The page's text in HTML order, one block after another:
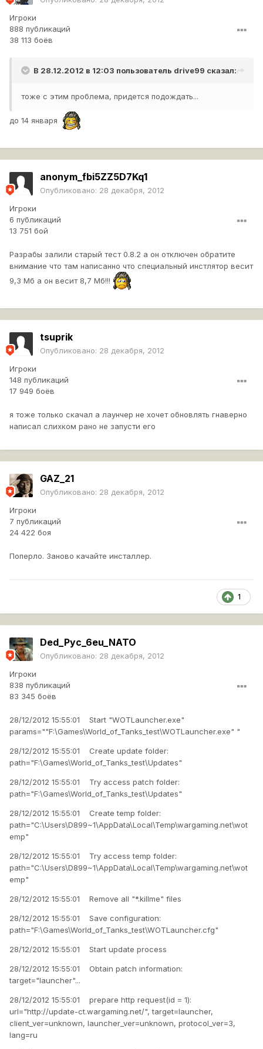
Игроки
888 публикаций
38 113 боёв
В 28.12.2012 в 12:03 пользователь drive99 сказал:
тоже с этим проблема, придется подождать...
до 14 января
anonym_fbi5ZZ5D7Kq1
Опубликовано: 28 декабря, 2012
Игроки
6 публикаций
13 751 бой
Разрабы залили старый тест 0.8.2 а он отключен обратите
внимание что там написанно что специальный инстлятор весит
9,3 Мб а он весит 8,7 Мб!!!
tsuprik
Опубликовано: 28 декабря, 2012
Игроки
148 публикаций
17 949 боёв
я тоже только скачал а лаунчер не хочет обновлять гнаверно
написал слихком рано не запусти его
GAZ_21
Опубликовано: 28 декабря, 2012
Игроки
7 публикаций
24 422 боя
Поперло. Заново качайте инсталлер.
1
Ded_Pyc_6eu_NATO
Опубликовано: 28 декабря, 2012
Игроки
838 публикаций
83 345 боёв
28/12/2012 15:55:01 Start "WOTLauncher.exe"
params=""F:\Games\World_of_Tanks_test\WOTLauncher.exe" "
28/12/2012 15:55:01 Create update folder:
path="F:\Games\World_of_Tanks_test\Updates"
28/12/2012 15:55:01 Try access patch folder:
path="F:\Games\World_of_Tanks_test\Updates"
28/12/2012 15:55:01 Create temp folder:
path="C:\Users\D899~1\AppData\Local\Temp\wargaming.net\wot
emp"
28/12/2012 15:55:01 Try access temp folder:
path="C:\Users\D899~1\AppData\Local\Temp\wargaming.net\wot
emp"
28/12/2012 15:55:01 Remove all "*.killme" files
28/12/2012 15:55:01 Save configuration:
path="F:\Games\World_of_Tanks_test\WOTLauncher.cfg"
28/12/2012 15:55:01 Start update process
28/12/2012 15:55:01 Obtain patch information:
target="launcher"...
28/12/2012 15:55:01 prepare http request(id = 1):
url="http://update-ct.wargaming.net/", target=launcher,
client_ver=unknown, launcher_ver=unknown, protocol_ver=3,
lang=ru